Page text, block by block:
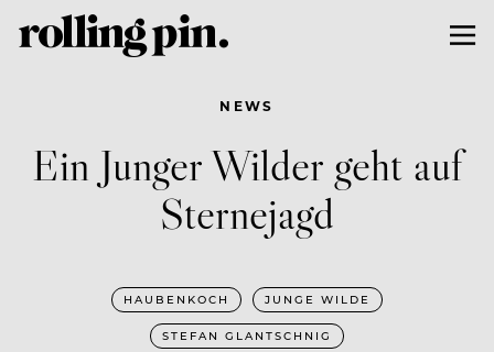
NEWS
Ein Junger Wilder geht auf
Sternejagd
HAUBENKOCH JUNGE WILDE
STEFAN GLANTSCHNIG